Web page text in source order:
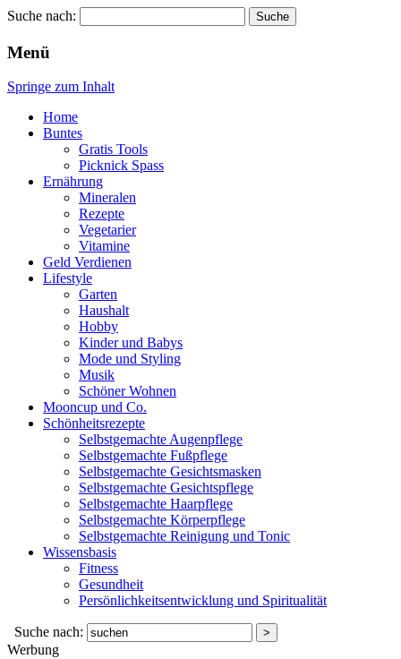
Pinkies
Suche nach:
Menü
Springe zum Inhalt
Home
Buntes
Gratis Tools
Picknick Spass
Ernährung
Mineralen
Rezepte
Vegetarier
Vitamine
Geld Verdienen
Lifestyle
Garten
Haushalt
Hobby
Kinder und Babys
Mode und Styling
Musik
Schöner Wohnen
Mooncup und Co.
Schönheitsrezepte
Selbstgemachte Augenpflege
Selbstgemachte Fußpflege
Selbstgemachte Gesichtsmasken
Selbstgemachte Gesichtspflege
Selbstgemachte Haarpflege
Selbstgemachte Körperpflege
Selbstgemachte Reinigung und Tonic
Wissensbasis
Fitness
Gesundheit
Persönlichkeitsentwicklung und Spiritualität
Suche nach:
Werbung